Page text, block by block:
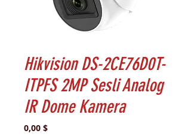
Hikvision DS-2CE76D0T-
ITPFS 2MP Sesli Analog
IR Dome Kamera
0,00 $Цена